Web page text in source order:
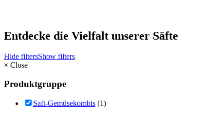
Entdecke die Vielfalt unserer Säfte
Hide filtersShow filters
× Close
Produktgruppe
Saft-Gemüsekombis (1)